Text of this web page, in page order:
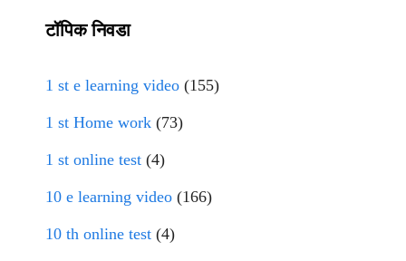
टॉपिक निवडा
1 st e learning video (155)
1 st Home work (73)
1 st online test (4)
10 e learning video (166)
10 th online test (4)